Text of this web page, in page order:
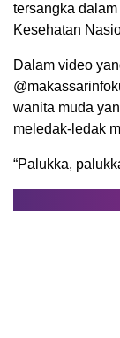
tersangka
Kesehatan
Dalam video
wanita muda
meledak-ledak
“Palukka,